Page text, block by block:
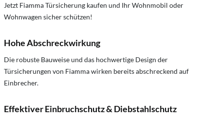
Jetzt Fiamma Türsicherung kaufen und Ihr Wohnmobil oder
Wohnwagen sicher schützen!
Hohe Abschreckwirkung
Die robuste Bauweise und das hochwertige Design der
Türsicherungen von Fiamma wirken bereits abschreckend auf
Einbrecher.
Effektiver Einbruchschutz & Diebstahlschutz